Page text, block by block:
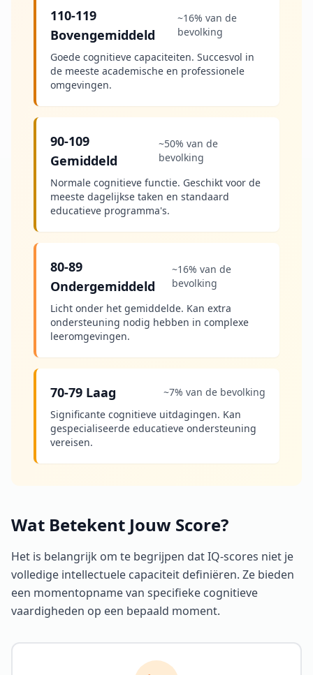
110-119
Bovengemiddeld
~16% van de
bevolking
Goede cognitieve capaciteiten. Succesvol in
de meeste academische en professionele
omgevingen.
90-109
Gemiddeld
~50% van de
bevolking
Normale cognitieve functie. Geschikt voor de
meeste dagelijkse taken en standaard
educatieve programma's.
80-89
Ondergemiddeld
~16% van de
bevolking
Licht onder het gemiddelde. Kan extra
ondersteuning nodig hebben in complexe
leeromgevingen.
70-79 Laag
~7% van de bevolking
Significante cognitieve uitdagingen. Kan
gespecialiseerde educatieve ondersteuning
vereisen.
Wat Betekent Jouw Score?
Het is belangrijk om te begrijpen dat IQ-scores niet je
volledige intellectuele capaciteit definiëren. Ze bieden
een momentopname van specifieke cognitieve
vaardigheden op een bepaald moment.